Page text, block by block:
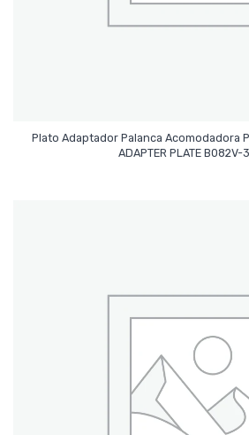
Plato Adaptador Palanca Acomodadora
ADAPTER PLATE
Leer Más